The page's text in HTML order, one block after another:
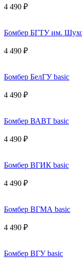
4 490 ₽
Бомбер БГТУ им.
4 490 ₽
Бомбер БелГУ basic
4 490 ₽
Бомбер ВАВТ basic
4 490 ₽
Бомбер ВГИК basic
4 490 ₽
Бомбер ВГМА basic
4 490 ₽
Бомбер ВГУ basic